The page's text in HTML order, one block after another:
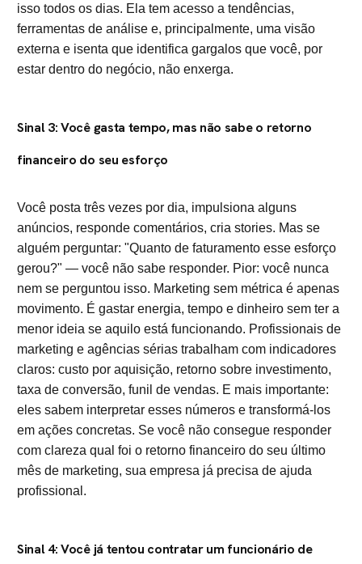
isso todos os dias. Ela tem acesso a tendências,
ferramentas de análise e, principalmente, uma visão
externa e isenta que identifica gargalos que você, por
estar dentro do negócio, não enxerga.
Sinal 3: Você gasta tempo, mas não sabe o retorno
financeiro do seu esforço
Você posta três vezes por dia, impulsiona alguns
anúncios, responde comentários, cria stories. Mas se
alguém perguntar: "Quanto de faturamento esse esforço
gerou?" — você não sabe responder. Pior: você nunca
nem se perguntou isso. Marketing sem métrica é apenas
movimento. É gastar energia, tempo e dinheiro sem ter a
menor ideia se aquilo está funcionando. Profissionais de
marketing e agências sérias trabalham com indicadores
claros: custo por aquisição, retorno sobre investimento,
taxa de conversão, funil de vendas. E mais importante:
eles sabem interpretar esses números e transformá-los
em ações concretas. Se você não consegue responder
com clareza qual foi o retorno financeiro do seu último
mês de marketing, sua empresa já precisa de ajuda
profissional.
Sinal 4: Você já tentou contratar um funcionário de